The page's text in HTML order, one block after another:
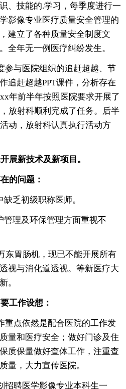
、技能的.学习，每季度进行一
影像专业医疗质量安全管理的
建立了各种质量安全制度文
全年无一例医疗纠纷发生。
参与医院组织的追赶超越、节
追赶超越PPT课件，分析存在
年前半年按照医院要求开展了
放射科顺利完成了任务。后半
动，放射科认真执行活动方
展新技术及新项目。
的问题：
乏初级职称医师。
管理及环保管理方面重视不
东胃肠机，现已不能开展所有
视与消化道透视。等新医疗大
。
工作设想：
重点依然是配合医院的工作发
量和医疗安全；做好门诊及住
质保量做好查体工作，注重查
量，大力宣传医院。
招聘医学影像专业本科生一